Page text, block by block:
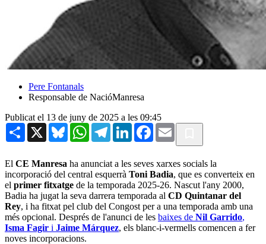
Pere Fontanals
Responsable de NacióManresa
Publicat el 13 de juny de 2025 a les 09:45
Share X BlueskyWhatsAppTelegramLinkedInFacebook
Email
El CE Manresa ha anunciat a les seves xarxes socials la
incorporació del central esquerrà Toni Badia, que es converteix en
el primer fitxatge de la temporada 2025-26. Nascut l'any 2000,
Badia ha jugat la seva darrera temporada al CD Quintanar del
Rey, i ha fitxat pel club del Congost per a una temporada amb una
més opcional. Després de l'anunci de les baixes de Nil Garrido,
Isma Fagir i Jaime Márquez, els blanc-i-vermells comencen a fer
noves incorporacions.